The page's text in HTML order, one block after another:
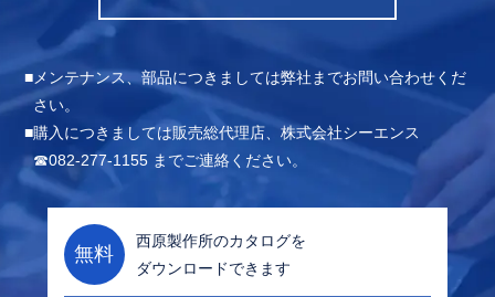
メンテナンス、部品につきましては弊社までお問い合わせくだ
さい。
購入につきましては販売総代理店、株式会社シーエンス
☎082-277-1155 までご連絡ください。
無料
西原製作所のカタログを
ダウンロードできます